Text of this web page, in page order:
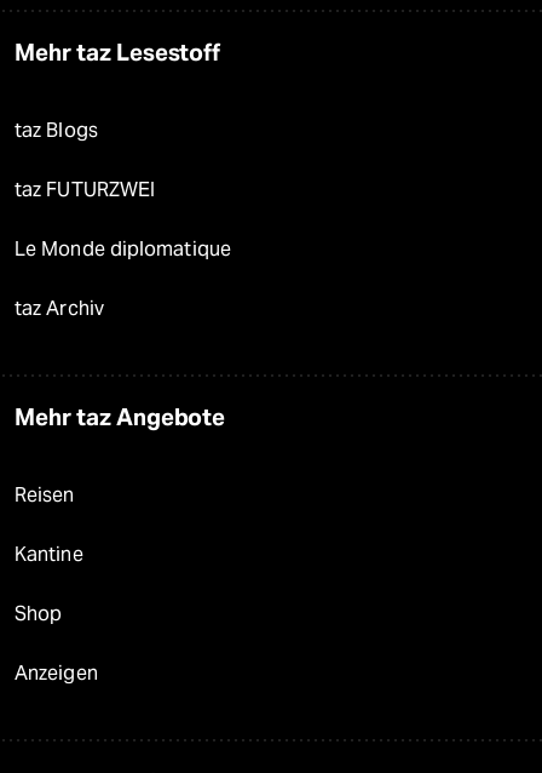
Mehr taz Lesestoff
taz Blogs
taz FUTURZWEI
Le Monde diplomatique
taz Archiv
Mehr taz Angebote
Reisen
Kantine
Shop
Anzeigen